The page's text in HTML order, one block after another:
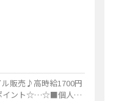
ル販売♪高時給1700円
イント☆…☆■個人ノ